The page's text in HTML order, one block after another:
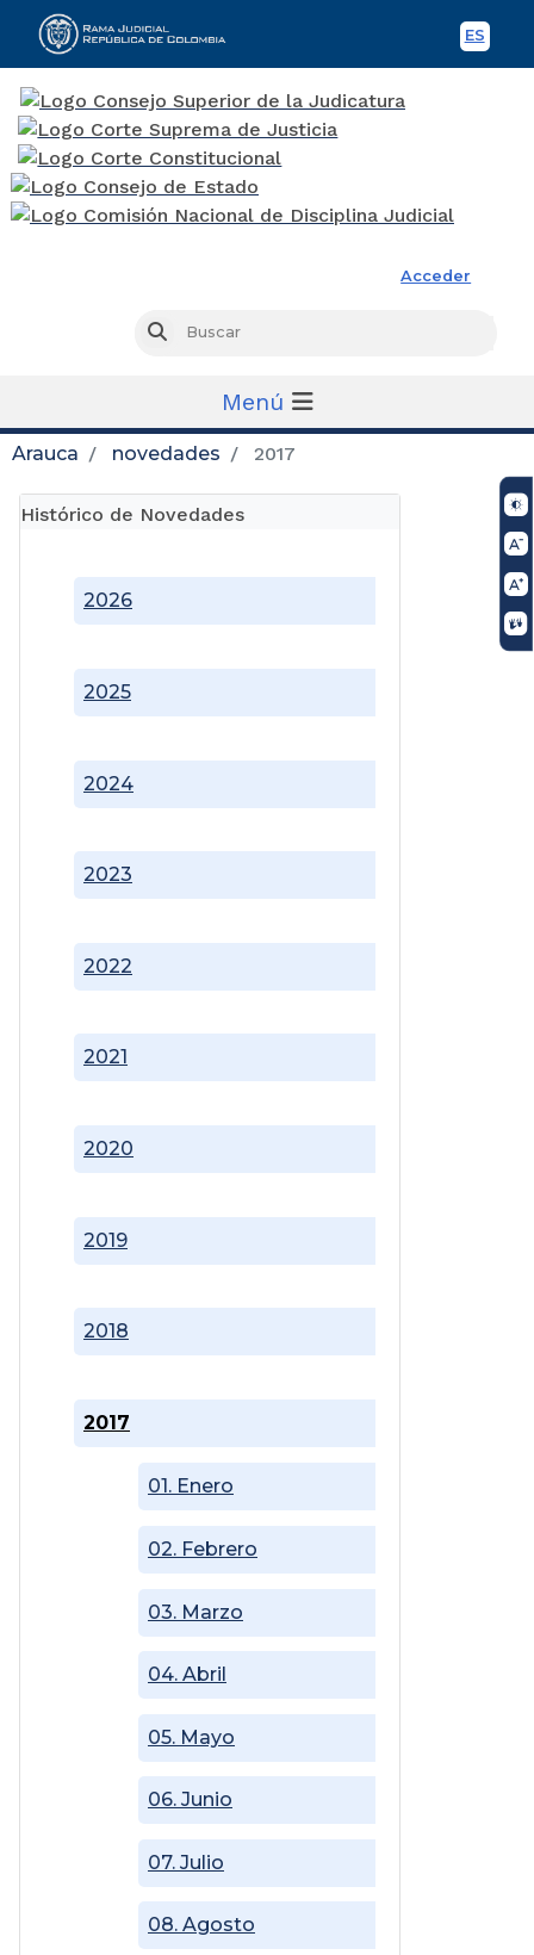
ES
Acceder
Buscar
Menú
Arauca novedades 2017
Histórico de Novedades
2017
01. Enero
02. Febrero
03. Marzo
04. Abril
05. Mayo
06. Junio
07. Julio
08. Agosto
2018
2019
2020
2021
2022
2023
2024
2025
2026